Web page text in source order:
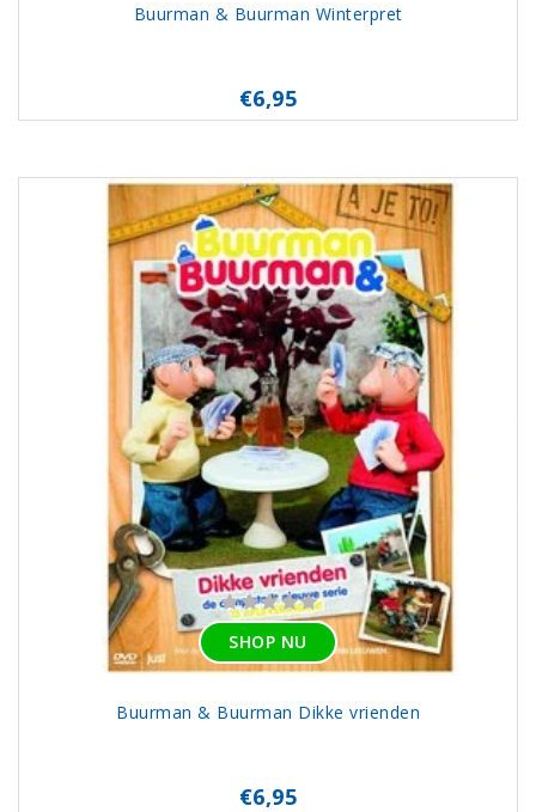
Buurman & Buurman Winterpret
€6,95
SHOP NU
Buurman & Buurman Dikke vrienden
€6,95